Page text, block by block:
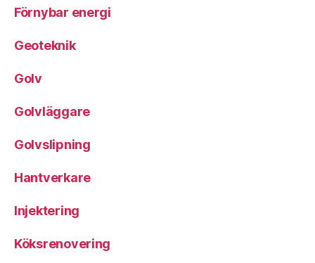
Förnybar energi
Geoteknik
Golv
Golvläggare
Golvslipning
Hantverkare
Injektering
Köksrenovering